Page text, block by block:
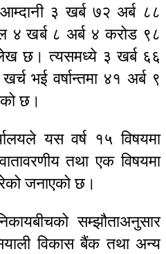
३ खर्ब ७२ अर्ब ८८
खर्ब ८ अर्ब ४ करोड ९८
छ। त्यसमध्ये ३ खर्ब ६६
भई वर्षान्तमा ४१ अर्ब ९
छ।
यस वर्ष १५ विषयमा
तथा एक विषयमा
जनाएको छ।
सम्झौताअनुसार
विकास बैंक तथा अन्य